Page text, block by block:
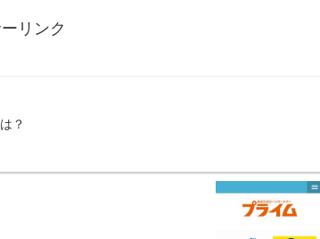
リンク
？